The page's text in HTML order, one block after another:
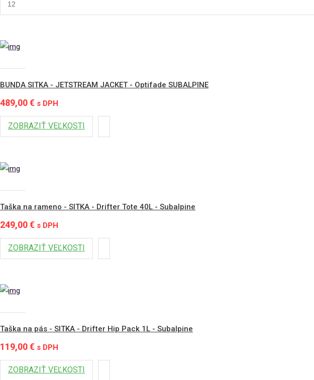
BUNDA SITKA - JETSTREAM JACKET - Optifade SUBALPINE
489,00 € s DPH
ZOBRAZIŤ VEĽKOSTI
Taška na rameno - SITKA - Drifter Tote 40L - Subalpine
249,00 € s DPH
ZOBRAZIŤ VEĽKOSTI
Taška na pás - SITKA - Drifter Hip Pack 1L - Subalpine
119,00 € s DPH
ZOBRAZIŤ VEĽKOSTI